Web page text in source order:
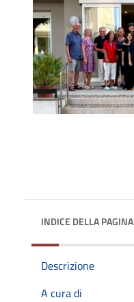
INDICE DELLA PAGINA
Descrizione
A cura di